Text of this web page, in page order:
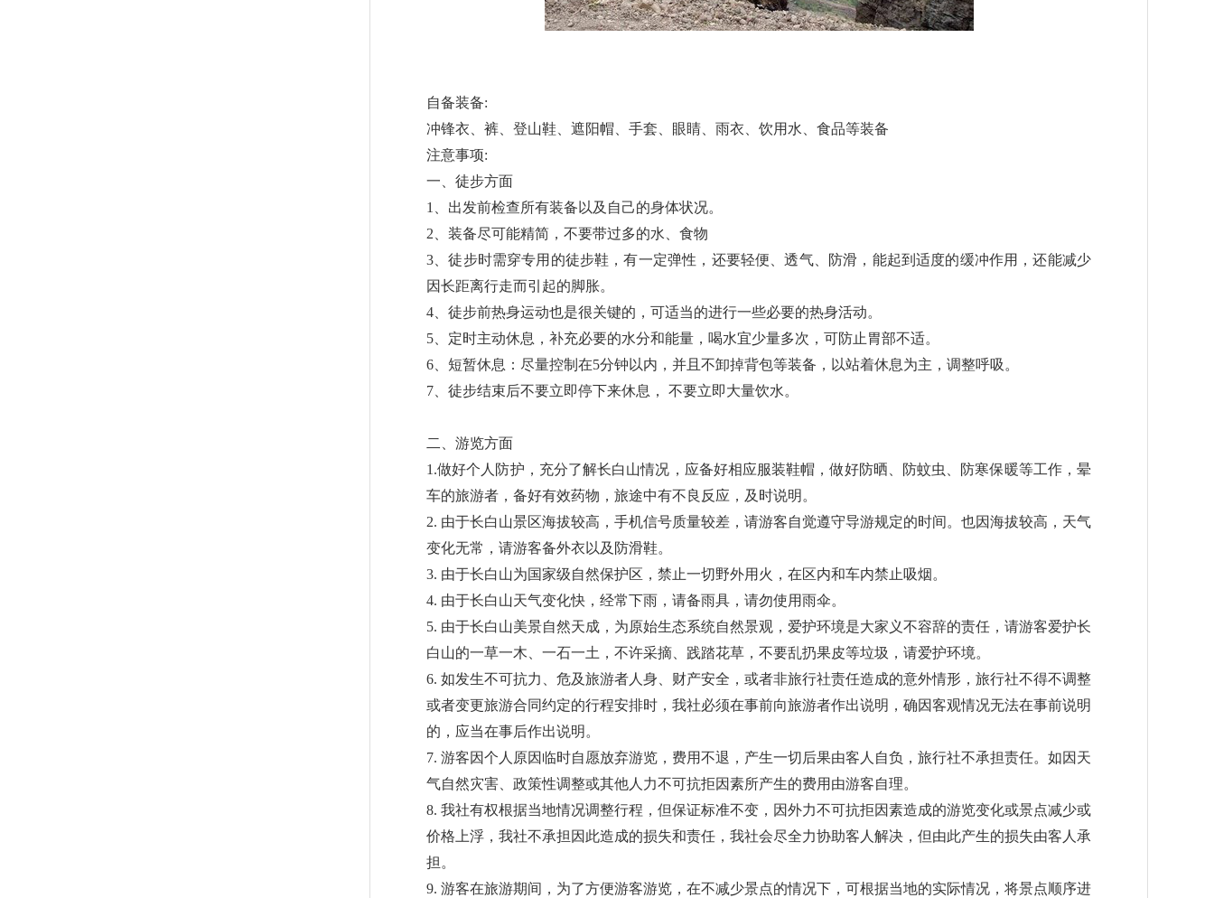
自备装备:
冲锋衣、裤、登山鞋、遮阳帽、手套、眼睛、雨衣、饮用水、食品等装备
注意事项:
一、徒步方面
1、出发前检查所有装备以及自己的身体状况。
2、装备尽可能精简，不要带过多的水、食物
3、徒步时需穿专用的徒步鞋，有一定弹性，还要轻便、透气、防滑，能起到适度的缓冲作用，还能减少
因长距离行走而引起的脚胀。
4、徒步前热身运动也是很关键的，可适当的进行一些必要的热身活动。
5、定时主动休息，补充必要的水分和能量，喝水宜少量多次，可防止胃部不适。
6、短暂休息：尽量控制在5分钟以内，并且不卸掉背包等装备，以站着休息为主，调整呼吸。
7、徒步结束后不要立即停下来休息， 不要立即大量饮水。
二、游览方面
1.做好个人防护，充分了解长白山情况，应备好相应服装鞋帽，做好防晒、防蚊虫、防寒保暖等工作，晕
车的旅游者，备好有效药物，旅途中有不良反应，及时说明。
2. 由于长白山景区海拔较高，手机信号质量较差，请游客自觉遵守导游规定的时间。也因海拔较高，天气
变化无常，请游客备外衣以及防滑鞋。
3. 由于长白山为国家级自然保护区，禁止一切野外用火，在区内和车内禁止吸烟。
4. 由于长白山天气变化快，经常下雨，请备雨具，请勿使用雨伞。
5. 由于长白山美景自然天成，为原始生态系统自然景观，爱护环境是大家义不容辞的责任，请游客爱护长
白山的一草一木、一石一土，不许采摘、践踏花草，不要乱扔果皮等垃圾，请爱护环境。
6. 如发生不可抗力、危及旅游者人身、财产安全，或者非旅行社责任造成的意外情形，旅行社不得不调整
或者变更旅游合同约定的行程安排时，我社必须在事前向旅游者作出说明，确因客观情况无法在事前说明
的，应当在事后作出说明。
7. 游客因个人原因临时自愿放弃游览，费用不退，产生一切后果由客人自负，旅行社不承担责任。如因天
气自然灾害、政策性调整或其他人力不可抗拒因素所产生的费用由游客自理。
8. 我社有权根据当地情况调整行程，但保证标准不变，因外力不可抗拒因素造成的游览变化或景点减少或
价格上浮，我社不承担因此造成的损失和责任，我社会尽全力协助客人解决，但由此产生的损失由客人承
担。
9. 游客在旅游期间，为了方便游客游览，在不减少景点的情况下，可根据当地的实际情况，将景点顺序进